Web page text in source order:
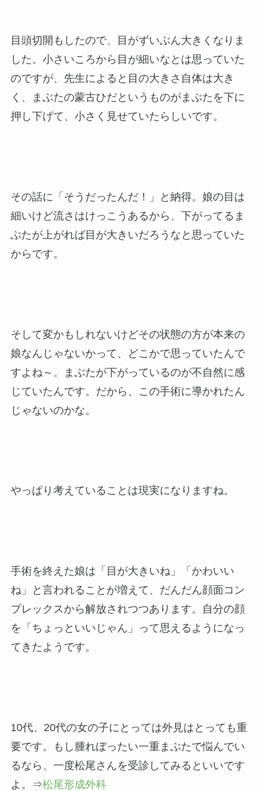
目頭切開もしたので、目がずいぶん大きくなりま
した。小さいころから目が細いなとは思っていた
のですが、先生によると目の大きさ自体は大き
く、まぶたの蒙古ひだというものがまぶたを下に
押し下げて、小さく見せていたらしいです。
その話に「そうだったんだ！」と納得。娘の目は
細いけど流さはけっこうあるから、下がってるま
ぶたが上がれば目が大きいだろうなと思っていた
からです。
そして変かもしれないけどその状態の方が本来の
娘なんじゃないかって、どこかで思っていたんで
すよね～。まぶたが下がっているのが不自然に感
じていたんです。だから、この手術に導かれたん
じゃないのかな。
やっぱり考えていることは現実になりますね。
手術を終えた娘は「目が大きいね」「かわいい
ね」と言われることが増えて、だんだん顔面コン
プレックスから解放されつつあります。自分の顔
を「ちょっといいじゃん」って思えるようになっ
てきたようです。
10代、20代の女の子にとっては外見はとっても重
要です。もし腫れぼったい一重まぶたで悩んでい
るなら、一度松尾さんを受診してみるといいです
よ。⇒松尾形成外科